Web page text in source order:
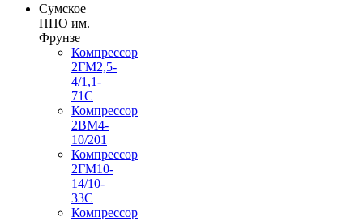
Сумское
НПО им.
Фрунзе
Компрессор
2ГМ2,5-
4/1,1-
71С
Компрессор
2ВМ4-
10/201
Компрессор
2ГМ10-
14/10-
33С
Компрессор